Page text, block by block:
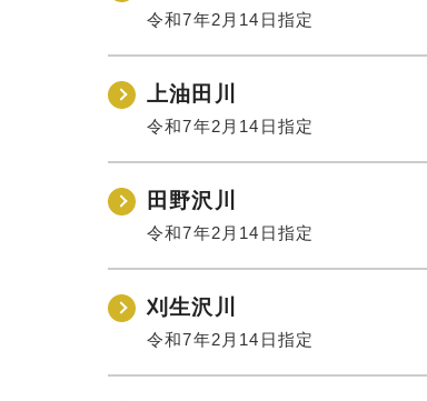
令和7年2月14日指定
上油田川
令和7年2月14日指定
田野沢川
令和7年2月14日指定
刈生沢川
令和7年2月14日指定